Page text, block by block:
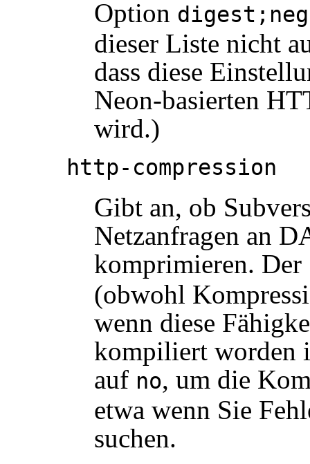
Option
dieser Liste nicht
dass diese
Neon-basierten
wird.)
http-compression
Gibt an, ob
Netzanfragen an
komprimieren.
(obwohl
wenn diese
kompiliert worden
auf no, um die
etwa wenn Sie
suchen.